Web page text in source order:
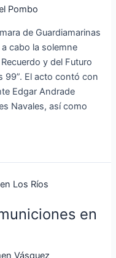
Pombo
de Guardiamarinas
cabo la solemne
y del Futuro
99”. El acto contó con
Edgar Andrade
Navales, así como
en
Vásquez